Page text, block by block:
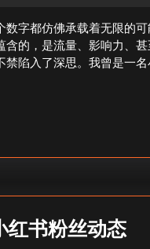
九
千
粉
人
币-
字都仿佛承载着无限的
的，是流量、影响力、
禁陷入了深思。我曾是一名
红书粉丝动态小